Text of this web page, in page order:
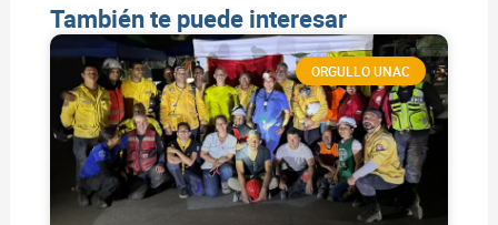
También te puede interesar
ORGULLO UNAC